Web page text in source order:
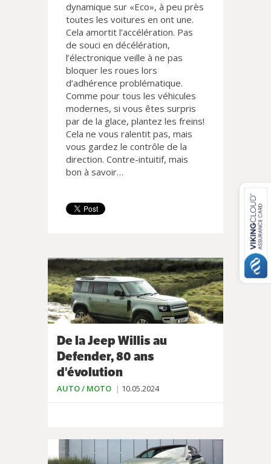
dynamique sur «Eco», à peu près
toutes les voitures en ont une.
Cela amortit l’accélération. Pas
de souci en décélération,
l’électronique veille à ne pas
bloquer les roues lors
d’adhérence problématique.
Comme pour tous les véhicules
modernes, si vous êtes surpris
par de la glace, plantez les freins!
Cela ne vous ralentit pas, mais
vous gardez le contrôle de la
direction. Contre-intuitif, mais
bon à savoir…
De la Jeep Willis au
Defender, 80 ans
d'évolution
AUTO / MOTO 10.05.2024